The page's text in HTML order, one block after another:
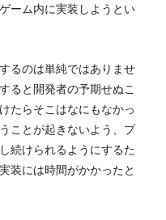
ーム内に実装しようとい
るのは単純ではありませ
ると開発者の予期せぬこ
たらそこはなにもなかっ
ことが起きないよう、プ
続けられるようにするた
装には時間がかかったと